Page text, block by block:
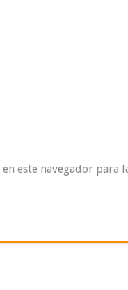
este navegador para